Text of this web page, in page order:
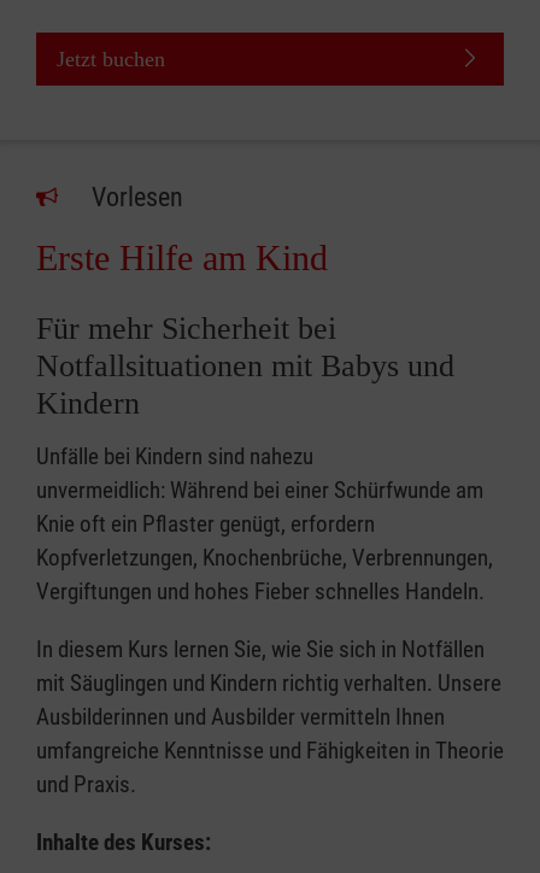
Jetzt buchen
Vorlesen
Erste Hilfe am Kind
Für mehr Sicherheit bei
Notfallsituationen mit Babys und
Kindern
Unfälle bei Kindern sind nahezu
unvermeidlich: Während bei einer Schürfwunde am
Knie oft ein Pflaster genügt, erfordern
Kopfverletzungen, Knochenbrüche, Verbrennungen,
Vergiftungen und hohes Fieber schnelles Handeln.
In diesem Kurs lernen Sie, wie Sie sich in Notfällen
mit Säuglingen und Kindern richtig verhalten. Unsere
Ausbilderinnen und Ausbilder vermitteln Ihnen
umfangreiche Kenntnisse und Fähigkeiten in Theorie
und Praxis.
Inhalte des Kurses: